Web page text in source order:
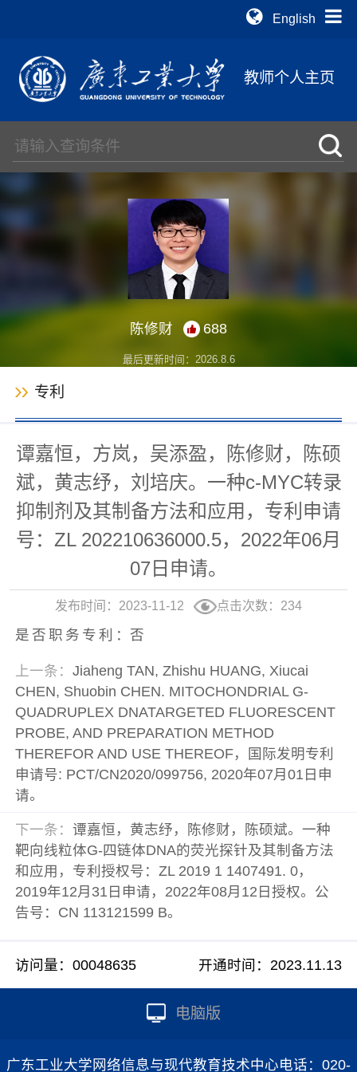
English
教师个人主页
陈修财 688
最后更新时间： 2026.8.6
专利
谭嘉恒，方岚，吴添盈，陈修财，陈硕
斌，黄志纾，刘培庆。一种c-MYC转录
抑制剂及其制备方法和应用，专利申请
号：ZL 202210636000.5，2022年06月
07日申请。
发布时间：2023-11-12 点击次数： 234
是否职务专利： 否
上一条：Jiaheng TAN, Zhishu HUANG, Xiucai
CHEN, Shuobin CHEN. MITOCHONDRIAL G-
QUADRUPLEX DNATARGETED FLUORESCENT
PROBE, AND PREPARATION METHOD
THEREFOR AND USE THEREOF，国际发明专利
申请号: PCT/CN2020/099756, 2020年07月01日申
请。
下一条：谭嘉恒，黄志纾，陈修财，陈硕斌。一种
靶向线粒体G-四链体DNA的荧光探针及其制备方法
和应用，专利授权号：ZL 2019 1 1407491. 0，
2019年12月31日申请，2022年08月12日授权。公
告号：CN 113121599 B。
访问量：00048635 开通时间： 2023.11.13
电脑版
广东工业大学网络信息与现代教育技术中心电话：020-